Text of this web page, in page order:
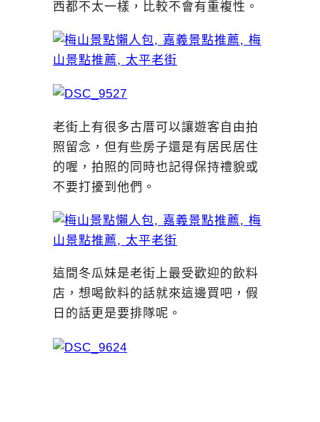
西都不太一樣，比較不會有重複性。
老街上有很多古厝可以讓遊客自由拍
照留念，但有些房子還是有居民居住
的喔，拍照的同時也記得保持禮貌或
不要打擾到他們。
這間冬瓜妹是老街上最受歡迎的飲料
店，想喝飲料的話就來這邊買吧，假
日的話更是要排隊呢。